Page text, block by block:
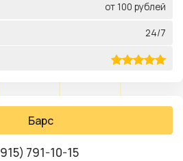
от 100 рублей
24/7
Барс
791-10-15